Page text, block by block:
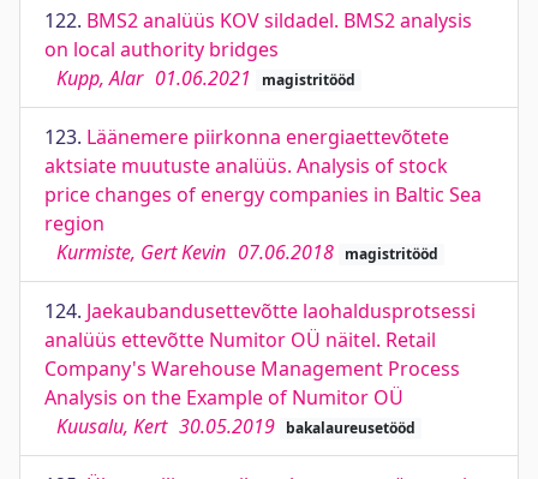
122. BMS2 analüüs KOV sildadel. BMS2 analysis
on local authority bridges
Kupp, Alar 01.06.2021 magistritööd
123. Läänemere piirkonna energiaettevõtete
aktsiate muutuste analüüs. Analysis of stock
price changes of energy companies in Baltic Sea
region
Kurmiste, Gert Kevin 07.06.2018 magistritööd
124. Jaekaubandusettevõtte laohaldusprotsessi
analüüs ettevõtte Numitor OÜ näitel. Retail
Company's Warehouse Management Process
Analysis on the Example of Numitor OÜ
Kuusalu, Kert 30.05.2019 bakalaureusetööd